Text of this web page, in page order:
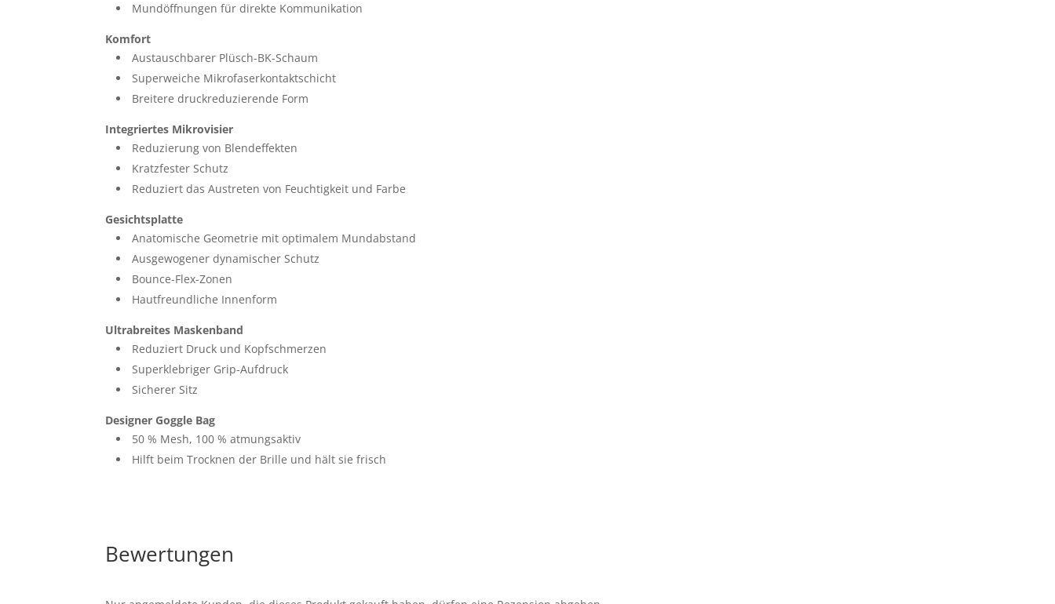
Mundöffnungen für direkte Kommunikation
Komfort
Austauschbarer Plüsch-BK-Schaum
Superweiche Mikrofaserkontaktschicht
Breitere druckreduzierende Form
Integriertes Mikrovisier
Reduzierung von Blendeffekten
Kratzfester Schutz
Reduziert das Austreten von Feuchtigkeit und Farbe
Gesichtsplatte
Anatomische Geometrie mit optimalem Mundabstand
Ausgewogener dynamischer Schutz
Bounce-Flex-Zonen
Hautfreundliche Innenform
Ultrabreites Maskenband
Reduziert Druck und Kopfschmerzen
Superklebriger Grip-Aufdruck
Sicherer Sitz
Designer Goggle Bag
50 % Mesh, 100 % atmungsaktiv
Hilft beim Trocknen der Brille und hält sie frisch
Bewertungen